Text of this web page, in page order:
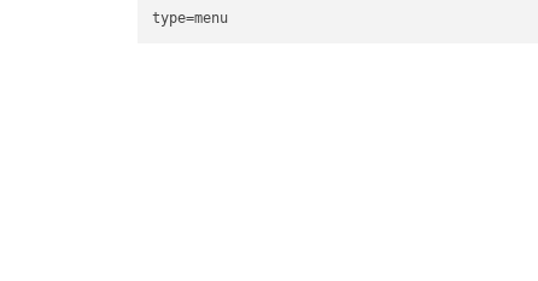
type=menu